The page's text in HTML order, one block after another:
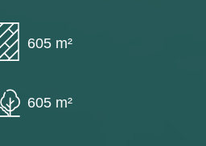
605 m²
605 m²